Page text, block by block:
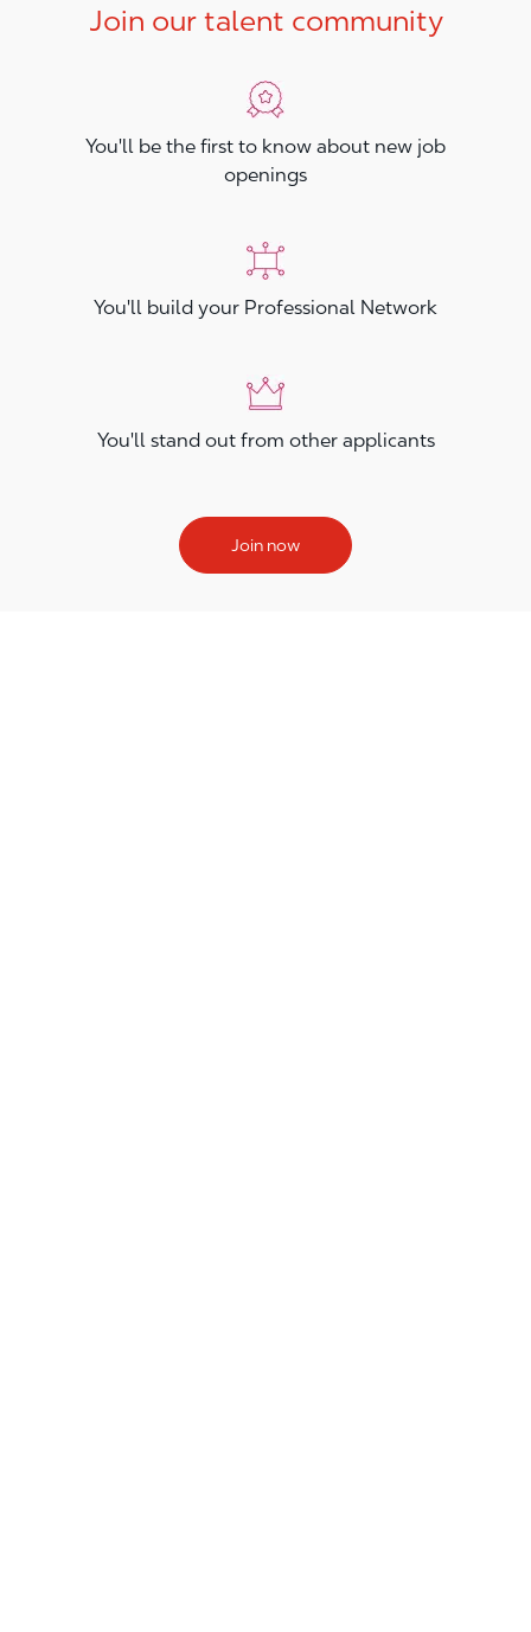
Join our talent community
You'll be the first to know about new job
openings
You'll build your Professional Network
You'll stand out from other applicants
Join now